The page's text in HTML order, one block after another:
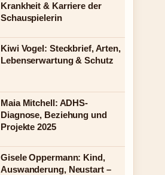
Krankheit & Karriere der
Schauspielerin
Kiwi Vogel: Steckbrief, Arten,
Lebenserwartung & Schutz
Maia Mitchell: ADHS-
Diagnose, Beziehung und
Projekte 2025
Gisele Oppermann: Kind,
Auswanderung, Neustart –